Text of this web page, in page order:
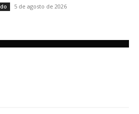
5 de agosto de 2026